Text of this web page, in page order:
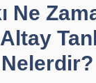
Ne